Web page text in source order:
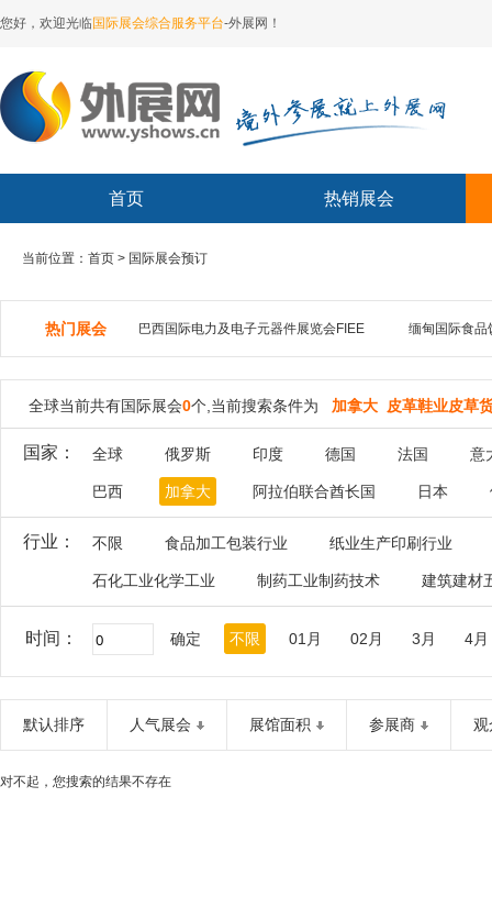
您好，欢迎光临 国际展会综合服务平台-外展网！
首页 热销展会
当前位置：首页 > 国际展会预订
热门展会 巴西国际电力及电子元器件展览会FIEE 缅甸国际食品
全球当前共有国际展会0个,当前搜索条件为 加拿大 皮革鞋业皮草
国家： 全球 俄罗斯 印度 德国 法国 意
巴西 加拿大 阿拉伯联合酋长国 日本
行业： 不限 食品加工包装行业 纸业生产印刷行业
石化工业化学工业 制药工业制药技术 建筑建材
时间： 确定 不限 01月 02月 3月 4月
默认排序 人气展会 展馆面积 参展商 观
对不起，您搜索的结果不存在